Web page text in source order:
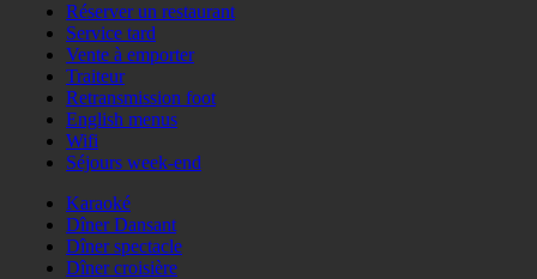
Réserver un restaurant
Service tard
Vente à emporter
Traiteur
Retransmission foot
English menus
Wifi
Séjours week-end
Karaoké
Dîner Dansant
Dîner spectacle
Dîner croisière